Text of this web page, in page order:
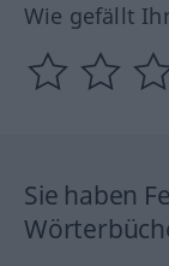
Wie gefällt
Sie haben